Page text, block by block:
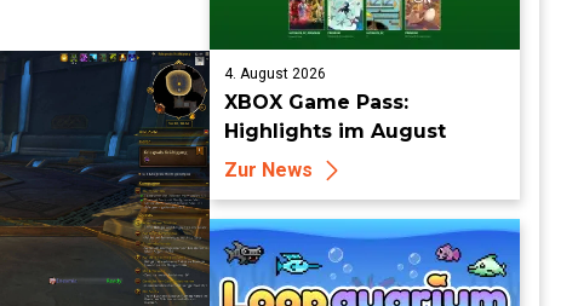
4. August 2026
XBOX Game Pass:
Highlights im August
Zur News